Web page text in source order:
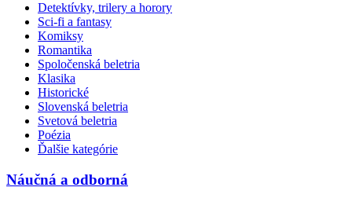
Detektívky, trilery a horory
Sci-fi a fantasy
Komiksy
Romantika
Spoločenská beletria
Klasika
Historické
Slovenská beletria
Svetová beletria
Poézia
Ďalšie kategórie
Náučná a odborná